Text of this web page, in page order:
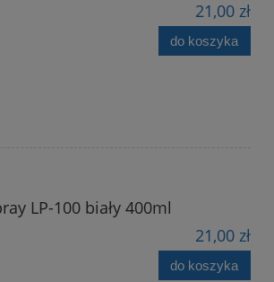
21,00 zł
do koszyka
LP-100 biały 400ml
21,00 zł
do koszyka